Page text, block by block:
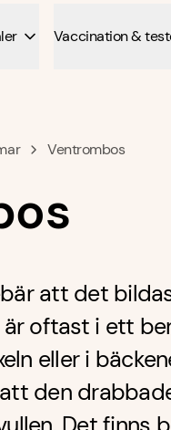
Vaccination &
Ventrombos
att det
oftast i ett
eller i
den